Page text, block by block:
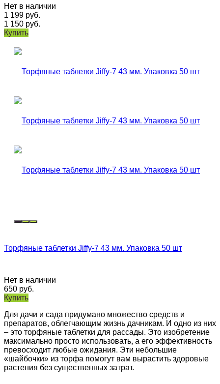
Нет в наличии
1 199 руб.
1 150 руб.
Купить
Торфяные таблетки Jiffy-7 43 мм. Упаковка 50 шт
Нет в наличии
650 руб.
Купить
Для дачи и сада придумано множество средств и
препаратов, облегчающим жизнь дачникам. И одно из них
– это торфяные таблетки для рассады. Это изобретение
максимально просто использовать, а его эффективность
превосходит любые ожидания. Эти небольшие
«шайбочки» из торфа помогут вам вырастить здоровые
растения без существенных затрат.